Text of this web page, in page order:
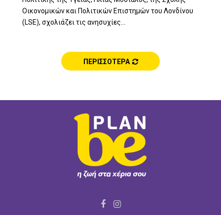
Οικονομικών και Πολιτικών Επιστημών του Λονδίνου
(LSE), σχολιάζει τις ανησυχίες...
ΠΕΡΙΣΣΟΤΕΡΑ
F
I